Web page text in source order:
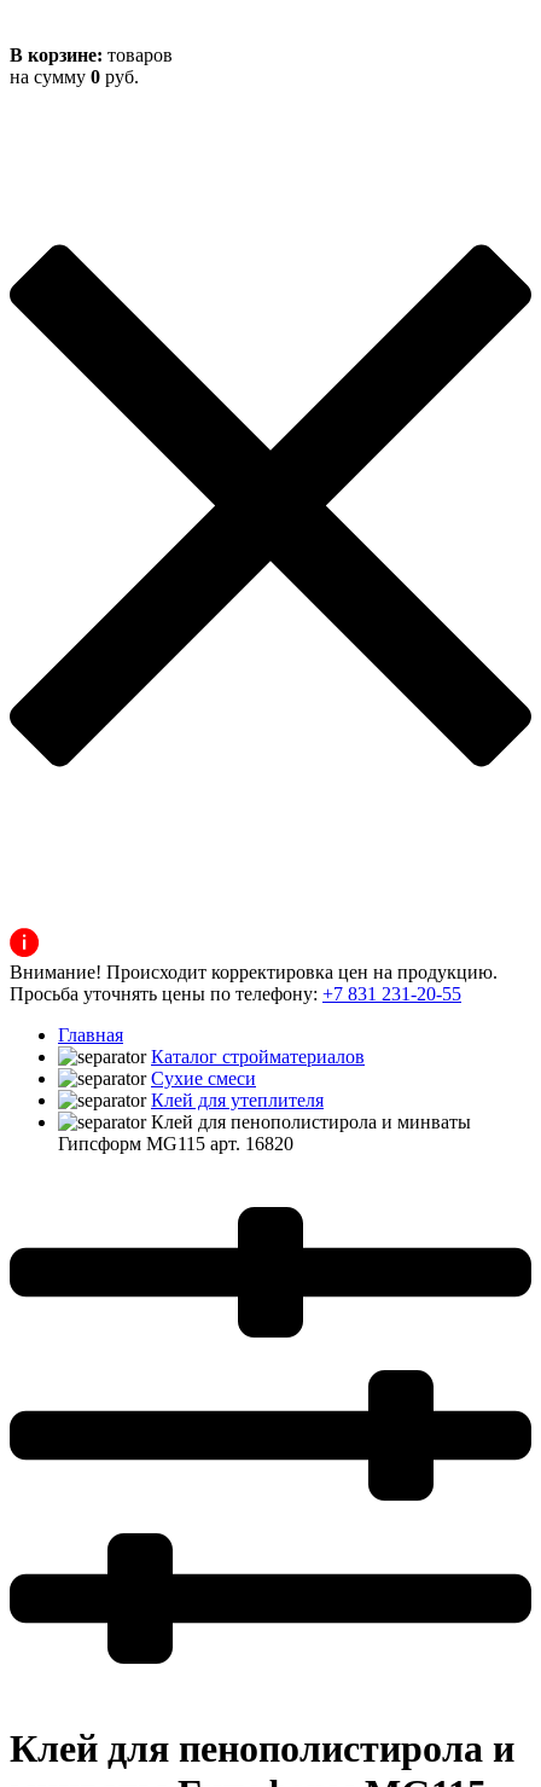
В корзине: товаров
на сумму 0 руб.
Внимание! Происходит корректировка цен на продукцию.
Просьба уточнять цены по телефону: +7 831 231-20-55
Главная
Каталог стройматериалов
Сухие смеси
Клей для утеплителя
Клей для пенополистирола и минваты
Гипсформ MG115 арт. 16820
Клей для пенополистирола и